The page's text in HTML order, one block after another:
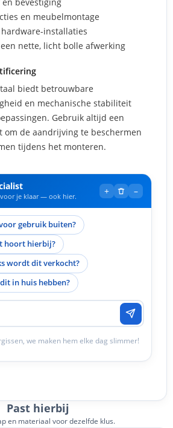
en meubelmontage
installaties
nette, licht bolle afwerking
biedt betrouwbare
en mechanische stabiliteit
Gebruik altijd een
om de aandrijving te beschermen
tijdens het monteren.
je klaar — ook hier. + –
gebruik buiten?
hoort hierbij?
wordt dit verkocht?
in huis hebben?
we maken hem elke dag slimmer!
Past hierbij
en materiaal voor dezelfde klus.